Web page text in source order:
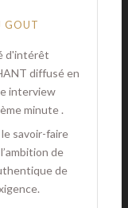
GOUT
d'intérêt
diffusé en
interview
minute .
savoir-faire
de
de